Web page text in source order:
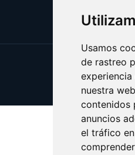
Usamos
de rastreo
nuestra
contenidos
anuncios
el tráfico
Update
Copyright ©